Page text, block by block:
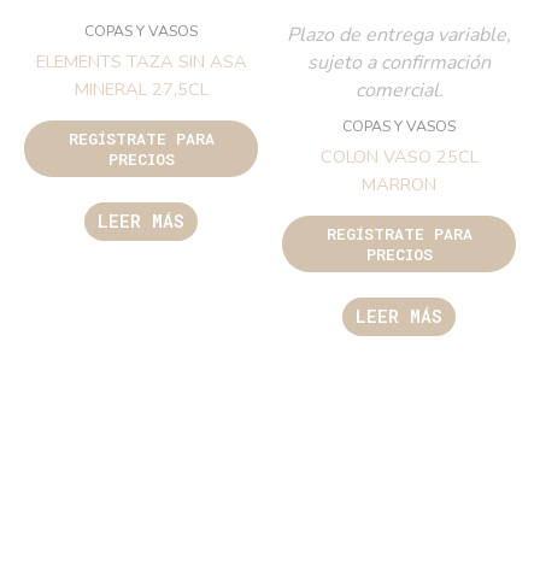
COPAS Y VASOS
ELEMENTS TAZA SIN ASA
MINERAL 27,5CL
REGÍSTRATE PARA
PRECIOS
LEER MÁS
Plazo de entrega variable,
sujeto a confirmación
comercial.
COPAS Y VASOS
COLON VASO 25CL
MARRON
REGÍSTRATE PARA
PRECIOS
LEER MÁS